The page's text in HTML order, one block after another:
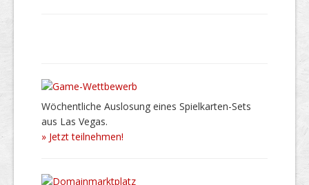
Wöchentliche Auslosung eines Spielkarten-Sets
aus Las Vegas.
» Jetzt teilnehmen!